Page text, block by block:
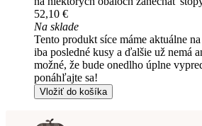
52,10 €
Na sklade
Tento produkt síce máme aktuálne
iba posledné kusy a ďalšie už nemá
možné, že bude onedlho úplne
ponáhľajte sa!
Vložiť do košíka